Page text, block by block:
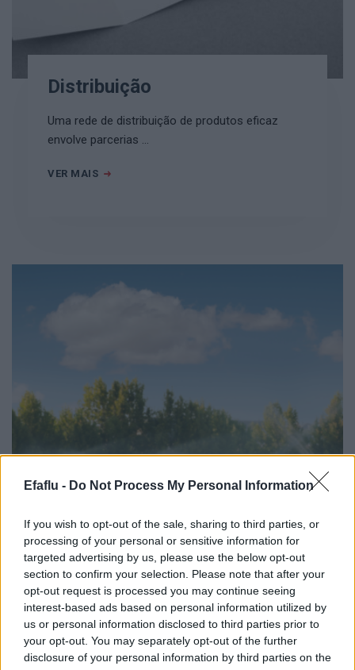
Efaflu - Do Not Process My Personal Information
If you wish to opt-out of the sale, sharing to third parties, or
processing of your personal or sensitive information for
targeted advertising by us, please use the below opt-out
section to confirm your selection. Please note that after your
opt-out request is processed you may continue seeing
interest-based ads based on personal information utilized by
us or personal information disclosed to third parties prior to
your opt-out. You may separately opt-out of the further
disclosure of your personal information by third parties on the
Distribuição
Uma rede de distribuição de produtos eficaz
envolve parcerias …
VER MAIS